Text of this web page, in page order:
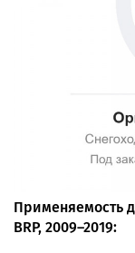
Применяемость
BRP, 2009–2019: